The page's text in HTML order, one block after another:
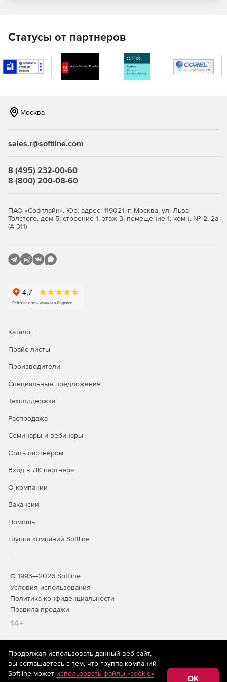
Поддержка сенсорных экранов и наиболее
распространенных жестов, включая
панорамирование, масштабирование, пролистывание
включая смартфоны и планшеты Android, iOS и
Рендер только тех данных, которые видимы для
данных в приложении. Доступ к компоненту
KnockoutJS для использования преимуществ шаблона
Привязка приложений к разнообразным источникам
данных: oData, WCF, WebAPI (включен в Visual Studio
локальным массивам, статичным HTML-таблицам.
телефону, электронной почте или через чат. Доступ к
сообществу из более 950 000 разработчиков из
обучающие видео и документацию.
Статусы от партнеров
Москва
sales.r@softline.com
8 (495) 232-00-60
8 (800) 200-08-60
ПАО «Софтлайн». Юр. адрес: 119021, г. Москва, ул. Льва
Толстого, дом 5, строение 1, этаж 3, помещение 1, комн. № 2, 2а
(А-311)
Каталог
Прайс-листы
Производители
Специальные предложения
Техподдержка
Распродажа
Семинары и вебинары
Стать партнером
Вход в ЛК партнера
О компании
Вакансии
Помощь
Группа компаний Softline
© 1993—2026 Softline
Условия использования
Политика конфиденциальности
Правила продажи
14+
На информационном ресурсе store.softline.ru применяются
рекомендательные технологии(информационные технологии
предоставления информации на основе сбора,
Продолжая использовать данный веб-сайт,
вы соглашаетесь с тем, что группа компаний
Softline может использовать файлы «cookie»
OK